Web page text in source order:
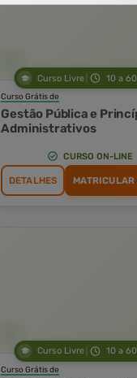
Curso Livre 10 a
Curso Grátis de
Gestão Pública e
Administrativos
CURSO ON-LINE
DETALHES MATRICULAR
Curso Livre 10 a
Curso Grátis de